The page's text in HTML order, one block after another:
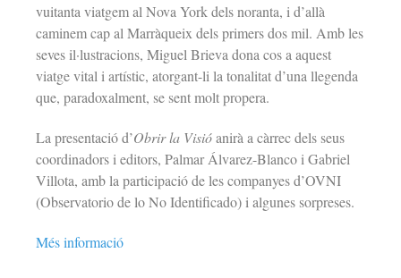
vuitanta viatgem al Nova York dels noranta, i d’allà
caminem cap al Marràqueix dels primers dos mil. Amb les
seves il·lustracions, Miguel Brieva dona cos a aquest
viatge vital i artístic, atorgant-li la tonalitat d’una llegenda
que, paradoxalment, se sent molt propera.
La presentació d’Obrir la Visióanirà a càrrec dels seus
coordinadors i editors, Palmar Álvarez-Blanco i Gabriel
Villota, amb la participació de les companyes d’OVNI
(Observatorio de lo No Identificado) i algunes sorpreses.
Més informació